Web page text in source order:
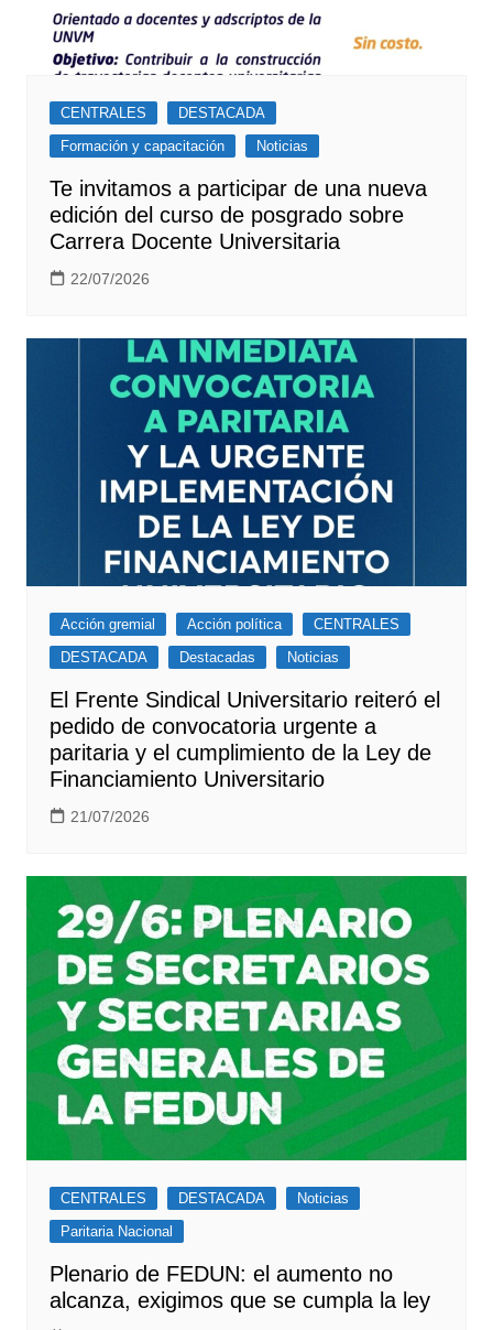
CENTRALES
DESTACADA
Formación y capacitación
Noticias
Te invitamos a participar de una nueva
edición del curso de posgrado sobre
Carrera Docente Universitaria
22/07/2026
Acción gremial Acción política
CENTRALES
DESTACADA
Destacadas Noticias
El Frente Sindical Universitario reiteró el
pedido de convocatoria urgente a
paritaria y el cumplimiento de la Ley de
Financiamiento Universitario
21/07/2026
CENTRALES DESTACADA
Noticias
Paritaria Nacional
Plenario de FEDUN: el aumento no
alcanza, exigimos que se cumpla la ley